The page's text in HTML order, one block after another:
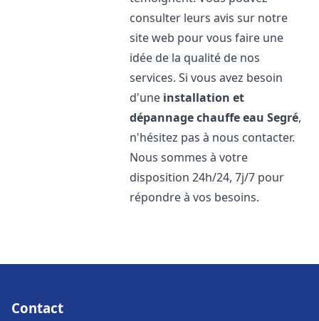
consulter leurs avis sur notre
site web pour vous faire une
idée de la qualité de nos
services. Si vous avez besoin
d'une installation et
dépannage chauffe eau Segré,
n'hésitez pas à nous contacter.
Nous sommes à votre
disposition 24h/24, 7j/7 pour
répondre à vos besoins.
Contact